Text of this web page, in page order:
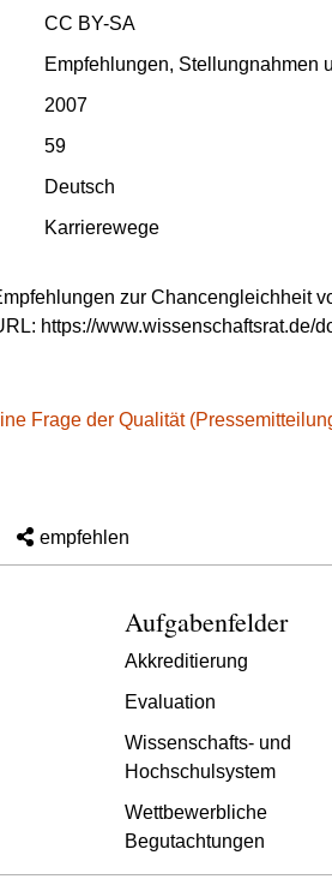
CC BY-SA
Empfehlungen, Stellungnahmen
2007
59
Deutsch
Karrierewege
zur Chancengleichheit
https://www.wissenschaftsrat.de/
Frage der Qualität
empfehlen
Aufgabenfelder
Akkreditierung
Evaluation
Wissenschafts- und
Hochschulsystem
Wettbewerbliche
Begutachtungen